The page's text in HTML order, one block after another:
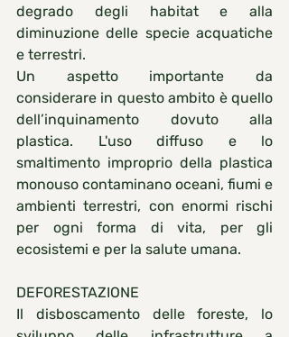
degrado degli habitat e alla
diminuzione delle specie acquatiche
e terrestri.
Un aspetto importante da
considerare in questo ambito è quello
dell’inquinamento dovuto alla
plastica. L'uso diffuso e lo
smaltimento improprio della plastica
monouso contaminano oceani, fiumi e
ambienti terrestri, con enormi rischi
per ogni forma di vita, per gli
ecosistemi e per la salute umana.
DEFORESTAZIONE
Il disboscamento delle foreste, lo